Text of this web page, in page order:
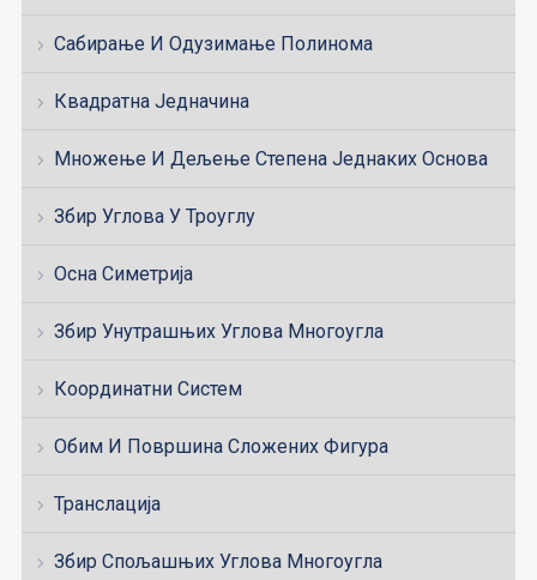
Сабирање И Одузимање Полинома
Квадратна Једначина
Множење И Дељење Степена Једнаких Основа
Збир Углова У Троуглу
Осна Симетрија
Збир Унутрашњих Углова Многоугла
Координатни Систем
Обим И Површина Сложених Фигура
Транслација
Збир Спољашњих Углова Многоугла